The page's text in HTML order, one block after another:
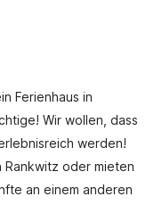
Ferienhaus in
Wir wollen, dass
werden!
Rankwitz oder mieten
an einem anderen